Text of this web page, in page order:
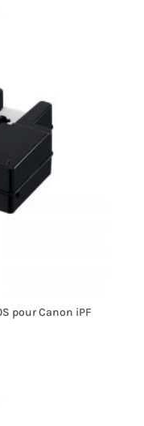
pour Canon iPF